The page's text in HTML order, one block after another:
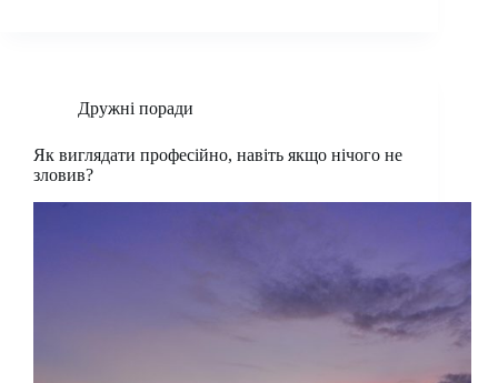
Дружні поради
Як виглядати професійно, навіть якщо нічого не
зловив?